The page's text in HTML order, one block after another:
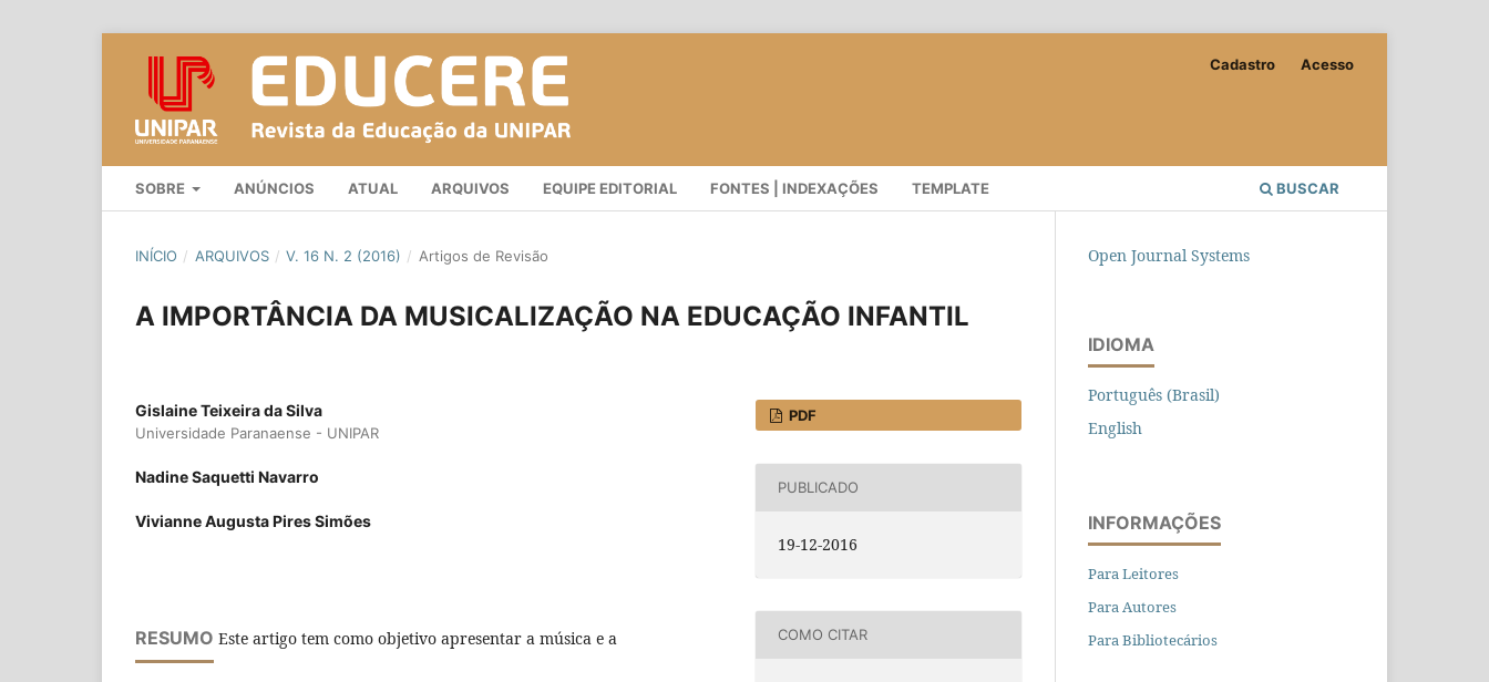
SOBRE ANÚNCIOS ATUAL ARQUIVOS EQUIPE EDITORIAL FONTES | INDEXAÇÕES TEMPLATE BUSCAR
Cadastro Acesso
INÍCIO / ARQUIVOS / V. 16 N. 2 (2016) / Artigos de Revisão
A IMPORTÂNCIA DA MUSICALIZAÇÃO NA EDUCAÇÃO INFANTIL
Gislaine Teixeira da Silva
Universidade Paranaense - UNIPAR
Nadine Saquetti Navarro
Vivianne Augusta Pires Simões
RESUMO Este artigo tem como objetivo apresentar a música e a
PDF
PUBLICADO
19-12-2016
COMO CITAR
Open Journal Systems
IDIOMA
Português (Brasil)
English
INFORMAÇÕES
Para Leitores
Para Autores
Para Bibliotecários